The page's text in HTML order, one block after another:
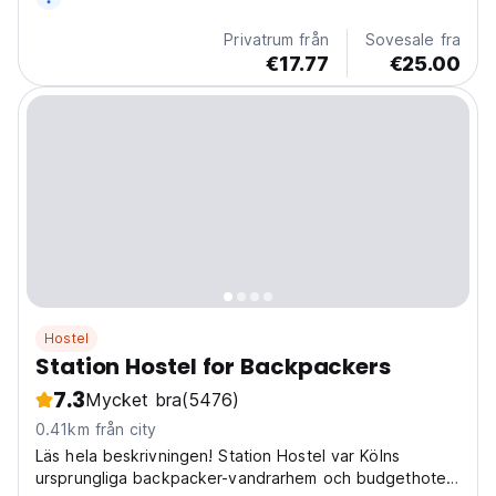
Privatrum från
€17.77
Sovesale fra
€25.00
Hostel
Station Hostel for Backpackers
7.3Mycket bra(5476)
0.41km från city
Läs hela beskrivningen! Station Hostel var Kölns
ursprungliga backpacker-vandrarhem och budgethotell